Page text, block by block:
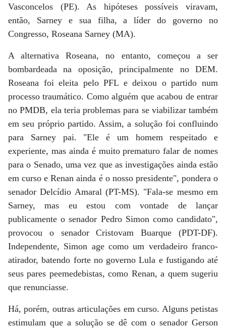
Vasconcelos (PE). As hipóteses possíveis viravam,
então, Sarney e sua filha, a líder do governo no
Congresso, Roseana Sarney (MA).
A alternativa Roseana, no entanto, começou a ser
bombardeada na oposição, principalmente no DEM.
Roseana foi eleita pelo PFL e deixou o partido num
processo traumático. Como alguém que acabou de entrar
no PMDB, ela teria problemas para se viabilizar também
em seu próprio partido. Assim, a solução foi confluindo
para Sarney pai. "Ele é um homem respeitado e
experiente, mas ainda é muito prematuro falar de nomes
para o Senado, uma vez que as investigações ainda estão
em curso e Renan ainda é o nosso presidente", pondera o
senador Delcídio Amaral (PT-MS). "Fala-se mesmo em
Sarney, mas eu estou com vontade de lançar
publicamente o senador Pedro Simon como candidato",
provocou o senador Cristovam Buarque (PDT-DF).
Independente, Simon age como um verdadeiro franco-
atirador, batendo forte no governo Lula e fustigando até
seus pares peemedebistas, como Renan, a quem sugeriu
que renunciasse.
Há, porém, outras articulações em curso. Alguns petistas
estimulam que a solução se dê com o senador Gerson